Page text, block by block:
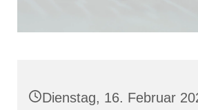
Dienstag, 16. Februar